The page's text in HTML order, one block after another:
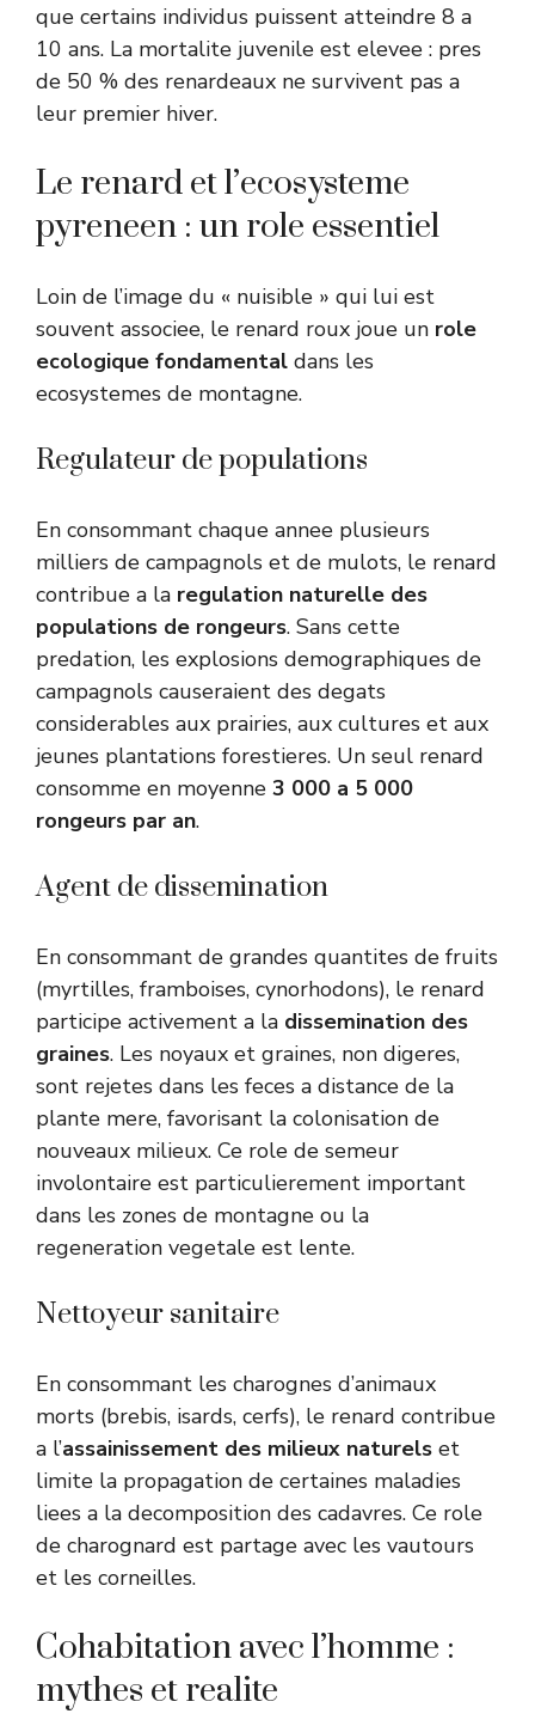
que certains individus puissent atteindre 8 a
10 ans. La mortalite juvenile est elevee : pres
de 50 % des renardeaux ne survivent pas a
leur premier hiver.
Le renard et l’ecosysteme
pyreneen : un role essentiel
Loin de l’image du « nuisible » qui lui est
souvent associee, le renard roux joue un role
ecologique fondamental dans les
ecosystemes de montagne.
Regulateur de populations
En consommant chaque annee plusieurs
milliers de campagnols et de mulots, le renard
contribue a la regulation naturelle des
populations de rongeurs. Sans cette
predation, les explosions demographiques de
campagnols causeraient des degats
considerables aux prairies, aux cultures et aux
jeunes plantations forestieres. Un seul renard
consomme en moyenne 3 000 a 5 000
rongeurs par an.
Agent de dissemination
En consommant de grandes quantites de fruits
(myrtilles, framboises, cynorhodons), le renard
participe activement a la dissemination des
graines. Les noyaux et graines, non digeres,
sont rejetes dans les feces a distance de la
plante mere, favorisant la colonisation de
nouveaux milieux. Ce role de semeur
involontaire est particulierement important
dans les zones de montagne ou la
regeneration vegetale est lente.
Nettoyeur sanitaire
En consommant les charognes d’animaux
morts (brebis, isards, cerfs), le renard contribue
a l’assainissement des milieux naturels et
limite la propagation de certaines maladies
liees a la decomposition des cadavres. Ce role
de charognard est partage avec les vautours
et les corneilles.
Cohabitation avec l’homme :
mythes et realite